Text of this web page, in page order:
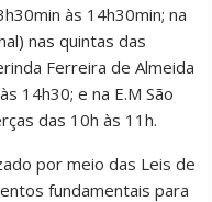
às 14h30min; na
nas quintas das
Ferreira de Almeida
14h30; e na E.M São
das 10h às 11h.
por meio das Leis de
fundamentais para